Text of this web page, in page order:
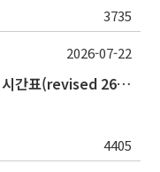
3735
2026학년도 2학기 보건대학원 강의시간표(revised 260803)(2026 2nd SEMESTER SNU GSPH TIMETABLE)
4405
2026-07-22